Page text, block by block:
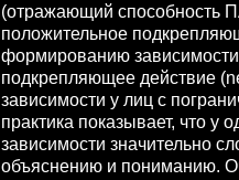
(отражающий способность
положительное
формированию зависимости
подкрепляющее действие
зависимости у лиц с
практика показывает, что
зависимости значительно
объяснению и пониманию.